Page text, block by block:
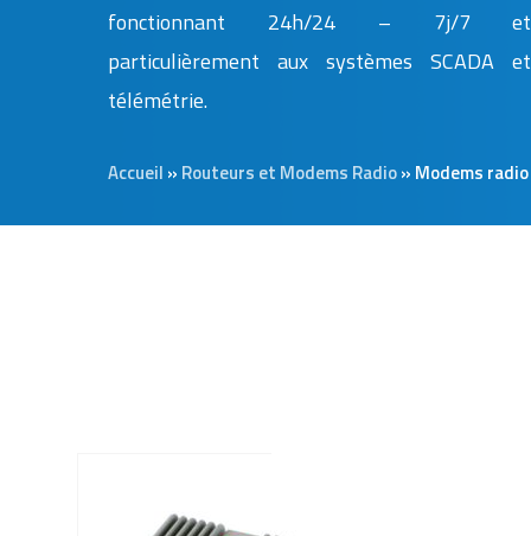
fonctionnant 24h/24 – 7j/7 et
particulièrement aux systèmes SCADA et
télémétrie.
Accueil » Routeurs et Modems Radio» Modems radio